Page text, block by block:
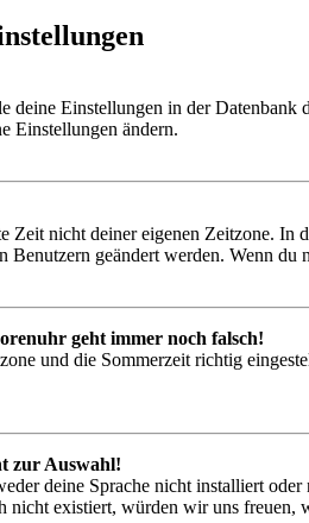
deine Einstellungen in der
Einstellungen ändern.
Zeit nicht deiner eigenen Zeitzone.
Benutzern geändert werden. Wenn
geht immer noch falsch!
und die Sommerzeit richtig
zur Auswahl!
deine Sprache nicht installiert
nicht existiert, würden wir uns